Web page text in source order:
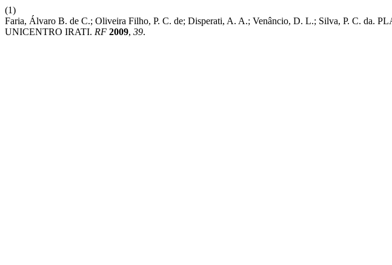
(1)
Faria, Álvaro B. de C.; Oliveira Filho, P. C. de; Disperati, A. A.; Venâncio, D. L.; Silva, P. C.
UNICENTRO IRATI. RF 2009, 39.